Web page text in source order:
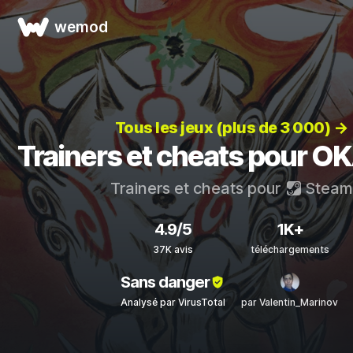
wemod
Tous les jeux (plus de 3 000) →
Trainers et cheats pour
Trainers et cheats pour Steam
4.9/5
37K avis
1K+
téléchargements
Sans danger
Analysé par VirusTotal par Valentin_Marinov